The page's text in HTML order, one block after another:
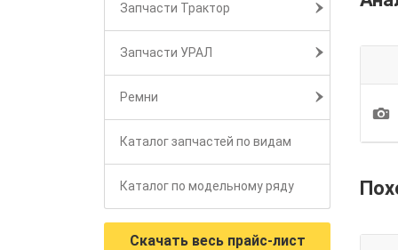
Запчасти Трактор
Запчасти УРАЛ
Ремни
Каталог запчастей по видам
Каталог по модельному ряду
Скачать весь прайс-лист
1